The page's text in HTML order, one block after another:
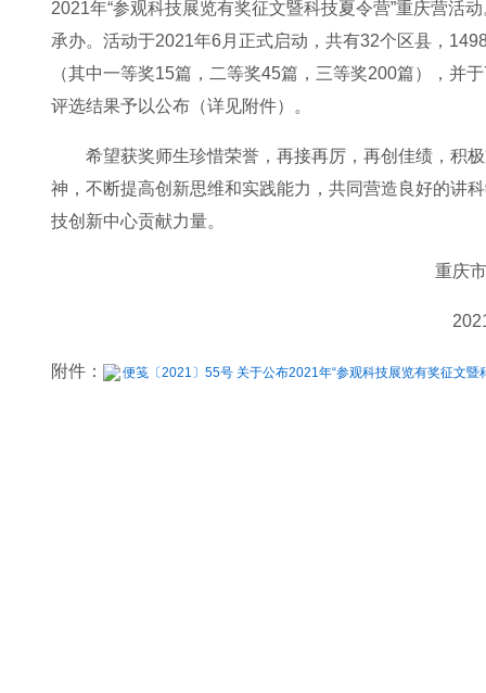
2021年“参观科技展览有奖征文暨科技夏令营”重庆营活
承办。活动于2021年6月正式启动，共有32个区县，
（其中一等奖15篇，二等奖45篇，三等奖200篇），并
评选结果予以公布（详见附件）。
希望获奖师生珍惜荣誉，再接再厉，再创佳绩，积
神，不断提高创新思维和实践能力，共同营造良好的讲
技创新中心贡献力量。
重庆
附件： 便笺〔2021〕55号 关于公布2021年“参观科技展览有奖征文